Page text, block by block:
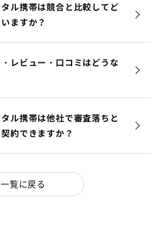
ル携帯は競合と比較してど
ますか？
レビュー・口コミはどうな
ル携帯は他社で審査落ちと
約できますか？
一覧に戻る